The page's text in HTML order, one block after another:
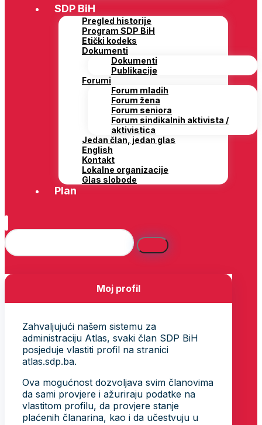
SDP BiH
Pregled historije
Program SDP BiH
Etički kodeks
Dokumenti
Dokumenti
Publikacije
Forumi
Forum mladih
Forum žena
Forum seniora
Forum sindikalnih aktivista /
aktivistica
Jedan član, jedan glas
English
Kontakt
Lokalne organizacije
Glas slobode
Plan
Moj profil
Zahvaljujući našem sistemu za
administraciju Atlas, svaki član SDP BiH
posjeduje vlastiti profil na stranici
atlas.sdp.ba.
Ova mogućnost dozvoljava svim članovima
da sami provjere i ažuriraju podatke na
vlastitom profilu, da provjere stanje
plaćenih članarina, kao i da učestvuju u